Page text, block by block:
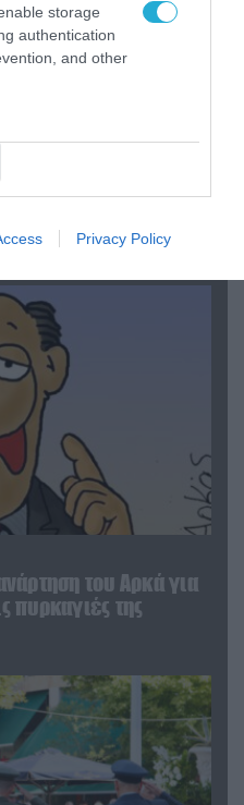
storage
authentication
and other
Privacy Policy
στην
χώρους
του Αρκά για
πυρκαγιές της